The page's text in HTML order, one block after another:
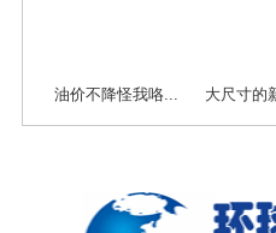
油价不降怪我咯... 大尺寸的